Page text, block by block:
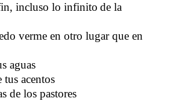
incluso lo infinito de la
verme en otro lugar que en
aguas
tus acentos
de los pastores